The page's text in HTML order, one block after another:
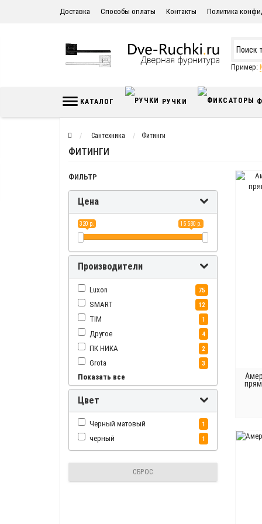
Доставка Способы оплаты Контакты Политика
Пример:
КАТАЛОГ РУЧКИ
Сантехника Фитинги
ФИТИНГИ
ФИЛЬТР
Цена
320 р. 15 580 р.
Производители
Luxon 75
SMART 12
TIM 1
Другое 4
ПК НИКА 2
Grota 3
Laris
Secado
TERMICOM
Terma 54
Terminus 4
Показать все
Цвет
Черный матовый 1
черный 1
СБРОС